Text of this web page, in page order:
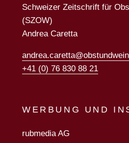
Schweizer Zeitschrift für
(SZOW)
Andrea Caretta
+41 (0) 76 830 88 21
WERBUNG UND
rubmedia AG